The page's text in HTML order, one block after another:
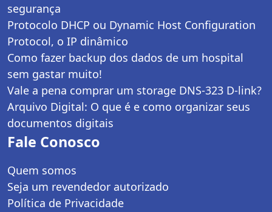
segurança
Protocolo DHCP ou Dynamic Host Configuration
Protocol, o IP dinâmico
Como fazer backup dos dados de um hospital
sem gastar muito!
Vale a pena comprar um storage DNS-323 D-link?
Arquivo Digital: O que é e como organizar seus
documentos digitais
Fale Conosco
Quem somos
Seja um revendedor autorizado
Política de Privacidade